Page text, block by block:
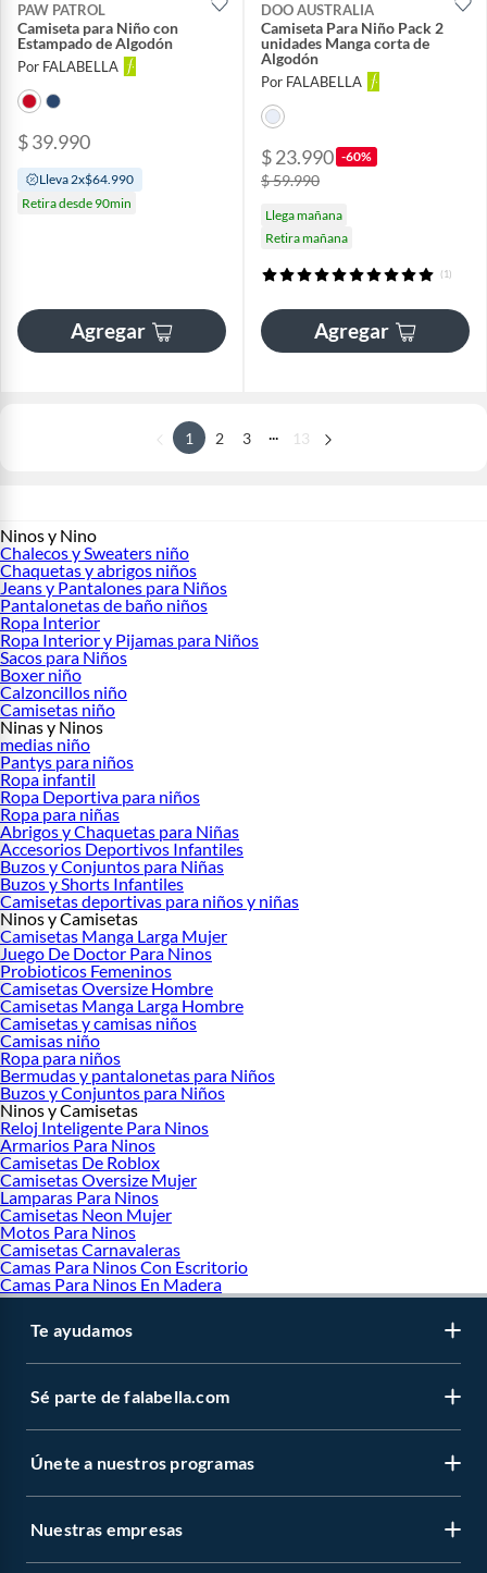
PAW PATROL
Camiseta para Niño con
Estampado de Algodón
Por FALABELLA
$ 39.990
Lleva 2x$64.990
Retira desde 90min
Agregar
DOO AUSTRALIA
Camiseta Para Niño Pack 2
unidades Manga corta de
Algodón
Por FALABELLA
$ 23.990 -60%
$ 59.990
Llega mañana
Retira mañana
(1)
Agregar
1 2 3 ... 13
Ninos y Nino
Chalecos y Sweaters niño
Chaquetas y abrigos niños
Jeans y Pantalones para Niños
Pantalonetas de baño niños
Ropa Interior
Ropa Interior y Pijamas para Niños
Sacos para Niños
Boxer niño
Calzoncillos niño
Camisetas niño
Ninas y Ninos
medias niño
Pantys para niños
Ropa infantil
Ropa Deportiva para niños
Ropa para niñas
Abrigos y Chaquetas para Niñas
Accesorios Deportivos Infantiles
Buzos y Conjuntos para Niñas
Buzos y Shorts Infantiles
Camisetas deportivas para niños y niñas
Ninos y Camisetas
Camisetas Manga Larga Mujer
Juego De Doctor Para Ninos
Probioticos Femeninos
Camisetas Oversize Hombre
Camisetas Manga Larga Hombre
Camisetas y camisas niños
Camisas niño
Ropa para niños
Bermudas y pantalonetas para Niños
Buzos y Conjuntos para Niños
Ninos y Camisetas
Reloj Inteligente Para Ninos
Armarios Para Ninos
Camisetas De Roblox
Camisetas Oversize Mujer
Lamparas Para Ninos
Camisetas Neon Mujer
Motos Para Ninos
Camisetas Carnavaleras
Camas Para Ninos Con Escritorio
Camas Para Ninos En Madera
Te ayudamos
Sé parte de falabella.com
Únete a nuestros programas
Nuestras empresas